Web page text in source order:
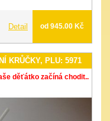
Detail od 945.00 Kč
KRŮČKY, PLU: 5971
děťátko začíná chodit..